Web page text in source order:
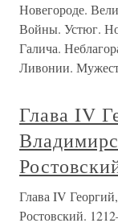
Новегороде.
Войны. Устюг.
Галича.
Ливонии.
Глава IV
Глава IV
Ростовский.